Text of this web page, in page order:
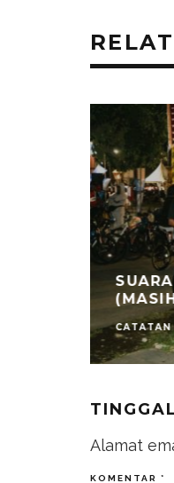
CATATAN
Alamat
KOMENTAR *